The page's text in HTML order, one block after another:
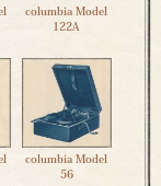
columbia Model
122A
columbia Model
56